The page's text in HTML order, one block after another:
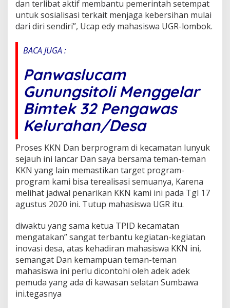
dan terlibat aktif membantu pemerintah setempat
untuk sosialisasi terkait menjaga kebersihan mulai
dari diri sendiri”, Ucap edy mahasiswa UGR-lombok.
BACA JUGA :
Panwaslucam
Gunungsitoli Menggelar
Bimtek 32 Pengawas
Kelurahan/Desa
Proses KKN Dan berprogram di kecamatan lunyuk
sejauh ini lancar Dan saya bersama teman-teman
KKN yang lain memastikan target program-
program kami bisa terealisasi semuanya, Karena
melihat jadwal penarikan KKN kami ini pada Tgl 17
agustus 2020 ini. Tutup mahasiswa UGR itu.
diwaktu yang sama ketua TPID kecamatan
mengatakan” sangat terbantu kegiatan-kegiatan
inovasi desa, atas kehadiran mahasiswa KKN ini,
semangat Dan kemampuan teman-teman
mahasiswa ini perlu dicontohi oleh adek adek
pemuda yang ada di kawasan selatan Sumbawa
ini.tegasnya